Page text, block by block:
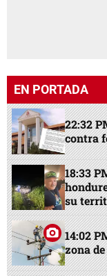
EN PORTADA
22:32
contra
18:33
su
14:02
zona